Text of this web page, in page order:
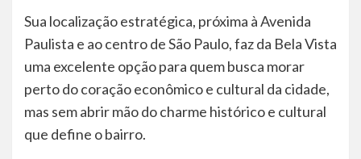
Sua localização estratégica, próxima à Avenida
Paulista e ao centro de São Paulo, faz da Bela Vista
uma excelente opção para quem busca morar
perto do coração econômico e cultural da cidade,
mas sem abrir mão do charme histórico e cultural
que define o bairro.